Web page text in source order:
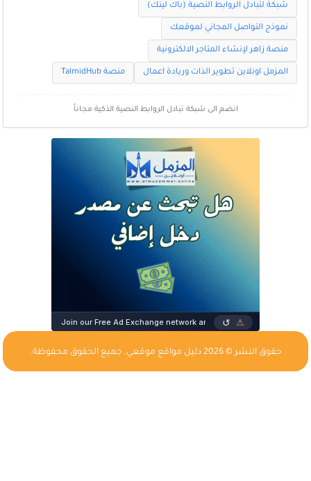
شبكة لتبادل الروابط النصية (باك لينك)
نموذج التواصل المجاني لموقعك
منصة زاهر لإنشاء المتاجر الالكترونية
المزمل اونلاين تطوير الذات وريادة اعمال منصة TalmidHub
انضم الى شبكة تبادل الروابط النصية الذكية مجاناً
حقوق النشر © 2026 دليل مواقع موقعي , جميع الحقوق محفوظة.